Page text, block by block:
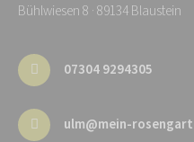
Bühlwiesen 8 · 89134 Blaustein
07304 9294305
ulm@mein-